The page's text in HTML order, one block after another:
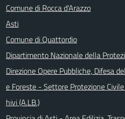
Comune di Rocca d'Arazzo
Asti
Comune di Quattordio
Dipartimento Nazionale della
Direzione Opere Pubbliche, Difesa
e Foreste - Settore Protezione
hivi (A.LB.)